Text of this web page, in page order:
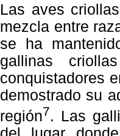
Las aves
mezcla entre
se ha
gallinas
conquistadores
demostrado su
región7. Las